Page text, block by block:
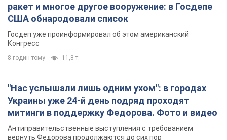
ракет и многое другое вооружение: в Госдепе
США обнародовали список
Госдеп уже проинформировал об этом американский
Конгресс
8 годин тому 11,8 т.
"Нас услышали лишь одним ухом": в городах
Украины уже 24-й день подряд проходят
митинги в поддержку Федорова. Фото и видео
Антиправительственные выступления с требованием
вернуть Федорова продолжаются до сих пор